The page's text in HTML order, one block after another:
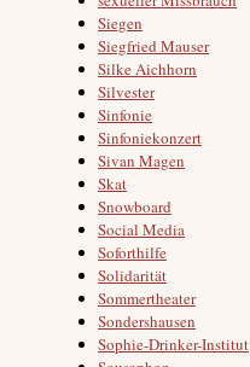
Siegen
Siegfried Mauser
Silke Aichhorn
Silvester
Sinfonie
Sinfoniekonzert
Sivan Magen
Skat
Snowboard
Social Media
Soforthilfe
Solidarität
Sommertheater
Sondershausen
Sophie-Drinker-Institut